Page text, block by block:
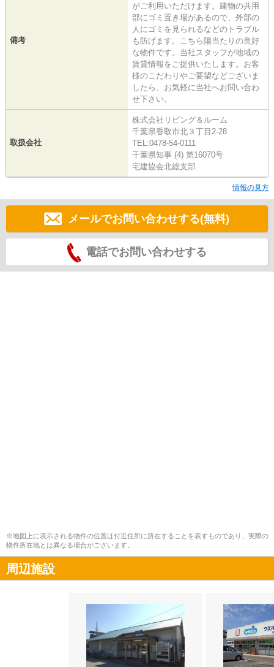
備考
がご利用いただけます。建物の共用
部にゴミ置き場があるので、外部の
人にゴミを見られるなどのトラブル
も防げます。こちら陽当たりの良好
な物件です。当社スタッフが地域の
賃貸情報をご提供いたします。お客
様のこだわりやご要望などございま
したら、お気軽に当社へお問い合わ
せ下さい。
取扱会社
株式会社リビング＆ルーム
千葉県香取市北３丁目2-28
TEL:0478-54-0111
千葉県知事 (4) 第16070号
宅建協会北総支部
情報の見方
メールでお問い合わせする(無料)
電話でお問い合わせする
※地図上に表示される物件の位置は付近住所に所在することを表すものであり、実際の
物件所在地とは異なる場合がございます。
周辺施設